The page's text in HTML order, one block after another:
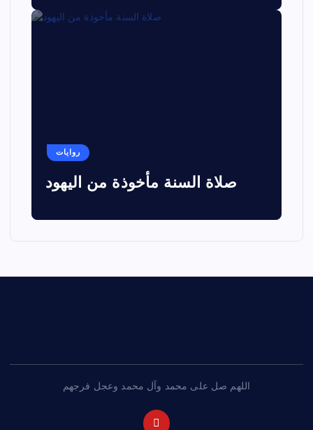
روايات
صلاة السنة مأخوذة من اليهود
اللهم صل على محمد وآل محمد وعجل فرجهم